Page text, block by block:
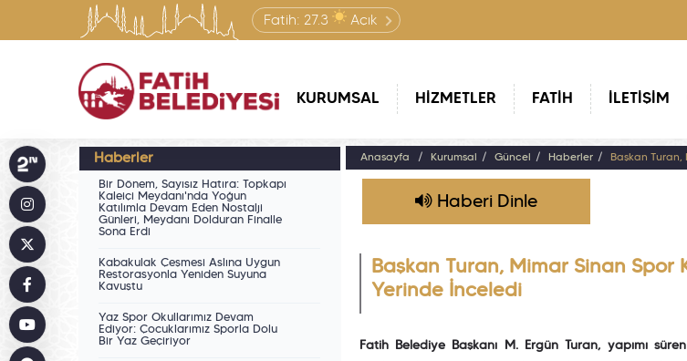
Fatih: 27.3 Açık
KURUMSAL HİZMETLER FATİH İLETİŞİM
Haberler
Bir Dönem, Sayısız Hatıra: Topkapı
Kaleiçi Meydanı'nda Yoğun
Katılımla Devam Eden Nostalji
Günleri, Meydanı Dolduran Finalle
Sona Erdi
Kabakulak Çeşmesi Aslına Uygun
Restorasyonla Yeniden Suyuna
Kavuştu
Yaz Spor Okullarımız Devam
Ediyor: Çocuklarımız Sporla Dolu
Bir Yaz Geçiriyor
Anasayfa Kurumsal Güncel Haberler Başkan Turan,
Haberi Dinle
Başkan Turan, Mimar Sinan Spor
Yerinde İnceledi
Fatih Belediye Başkanı M. Ergün Turan, yapımı